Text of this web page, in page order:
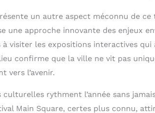
un autre aspect méconnu de
une approche innovante des enjeux
à visiter les expositions interactives
confirme que la ville ne vit pas
vers l’avenir.
rythment l’année sans
Main Square, certes plus connu,